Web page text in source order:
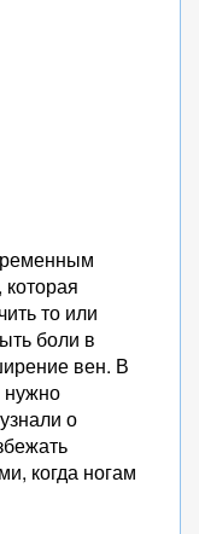
то или
боли в
вен. В
нужно
о
когда ногам